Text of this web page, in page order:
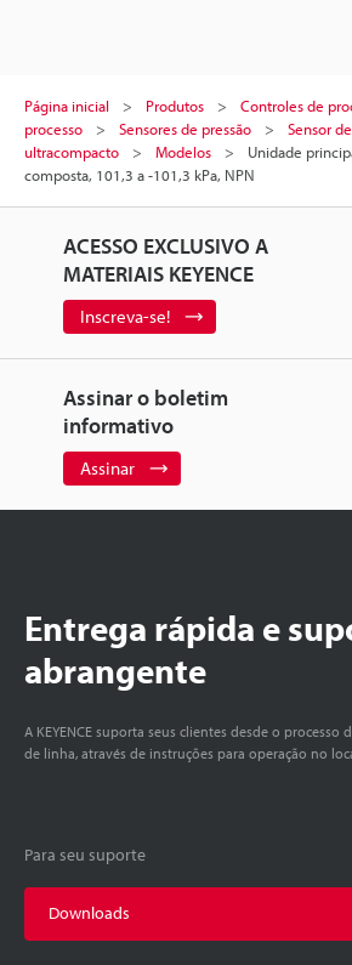
Página inicial Produtos
Controles de
processo
Sensores de pressão
Sensor
ultracompacto
Modelos
Unidade
composta, 101,3 a -101,3 kPa, NPN
ACESSO EXCLUSIVO A
MATERIAIS KEYENCE
Inscreva-se!
Assinar o boletim
informativo
Assinar
Entrega rápida e
abrangente
A KEYENCE suporta seus clientes desde o processo
de linha, através de instruções para operação no
Para seu suporte
Downloads